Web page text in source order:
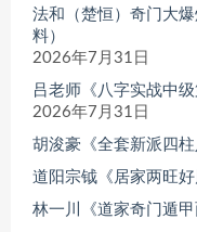
法和（楚恒）奇门大
料）
2026年7月31日
吕老师《八字实战中
2026年7月31日
胡浚豪《全套新派四柱
道阳宗钺《居家两旺
林一川《道家奇门遁